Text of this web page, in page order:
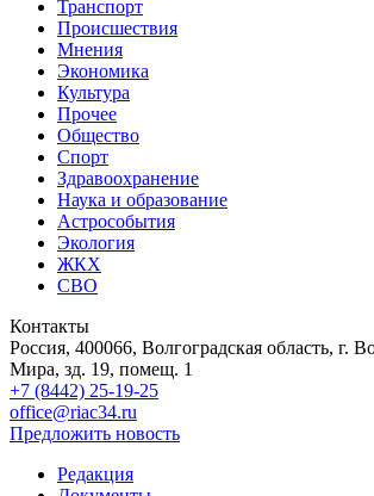
Транспорт
Происшествия
Мнения
Экономика
Культура
Прочее
Общество
Спорт
Здравоохранение
Наука и образование
Астрособытия
Экология
ЖКХ
СВО
Контакты
Россия, 400066, Волгоградская область, г.
Мира, зд. 19, помещ. 1
+7 (8442) 25-19-25
office@riac34.ru
Предложить новость
Редакция